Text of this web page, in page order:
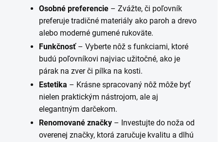
Osobné preferencie – Zvážte, či poľovník
preferuje tradičné materiály ako paroh a drevo
alebo moderné gumené rukoväte.
Funkčnosť– Vyberte nôž s funkciami, ktoré
budú poľovníkovi najviac užitočné, ako je
párak na zver či pílka na kosti.
Estetika – Krásne spracovaný nôž môže byť
nielen praktickým nástrojom, ale aj
elegantným darčekom.
Renomované značky – Investujte do noža od
overenej značky, ktorá zaručuje kvalitu a dlhú